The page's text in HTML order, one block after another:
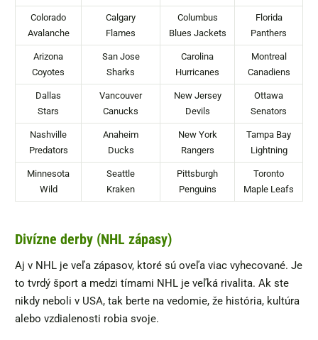
Colorado
Avalanche
Calgary
Flames
Columbus
Blues Jackets
Florida
Panthers
Arizona
Coyotes
San Jose
Sharks
Carolina
Hurricanes
Montreal
Canadiens
Dallas
Stars
Vancouver
Canucks
New Jersey
Devils
Ottawa
Senators
Nashville
Predators
Anaheim
Ducks
New York
Rangers
Tampa Bay
Lightning
Minnesota
Wild
Seattle
Kraken
Pittsburgh
Penguins
Toronto
Maple Leafs
Divízne derby (NHL zápasy)
Aj v NHL je veľa zápasov, ktoré sú oveľa viac vyhecované. Je
to tvrdý šport a medzi tímami NHL je veľká rivalita. Ak ste
nikdy neboli v USA, tak berte na vedomie, že história, kultúra
alebo vzdialenosti robia svoje.